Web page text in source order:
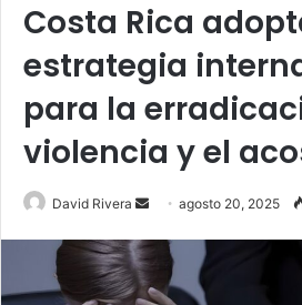
Costa Rica
estrategia
para la
violencia y el
David Rivera
Send
email
agosto 20, 2025